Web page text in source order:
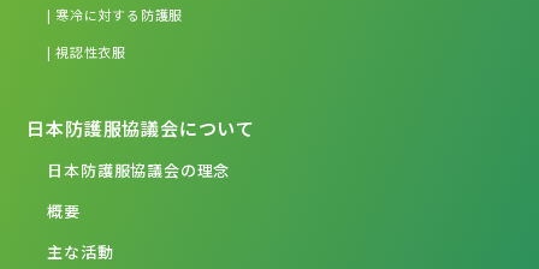
| 寒冷に対する防護服
| 視認性衣服
日本防護服協議会について
日本防護服協議会の理念
概要
主な活動